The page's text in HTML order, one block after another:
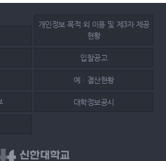
개인정보 목적 외 이용 및 제3자 제공
현황
입찰공고
예ㆍ결산현황
대학정보공시